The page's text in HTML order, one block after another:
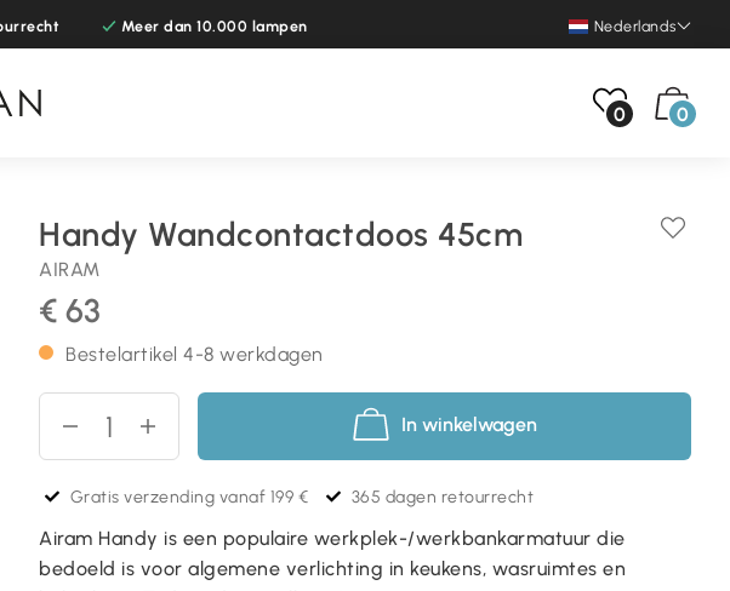
Meer dan 10.000 lampen Nederlands
0 0
Handy Wandcontactdoos 45cm
AIRAM
€ 63
Bestelartikel 4-8 werkdagen
In winkelwagen
Gratis verzending vanaf 199 € 365 dagen retourrecht
Airam Handy is een populaire werkplek-/werkbankarmatuur die
bedoeld is voor algemene verlichting in keukens, wasruimtes en